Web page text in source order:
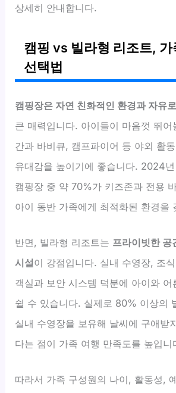
상세히 안내합니다.
캠핑 vs 빌라형 리조트,
선택법
캠핑장은 자연 친화적인 환경과 자유
큰 매력입니다. 아이들이 마음껏 뛰
간과 바비큐, 캠프파이어 등 야외 활
유대감을 높이기에 좋습니다. 2024
캠핑장 중 약 70%가 키즈존과 전용
아이 동반 가족에게 최적화된 환경을
반면, 빌라형 리조트는 프라이빗한 공
시설이 강점입니다. 실내 수영장, 조
객실과 보안 시스템 덕분에 아이와 어
쉴 수 있습니다. 실제로 80% 이상의
실내 수영장을 보유해 날씨에 구애받
다는 점이 가족 여행 만족도를 높입니
따라서 가족 구성원의 나이, 활동성,